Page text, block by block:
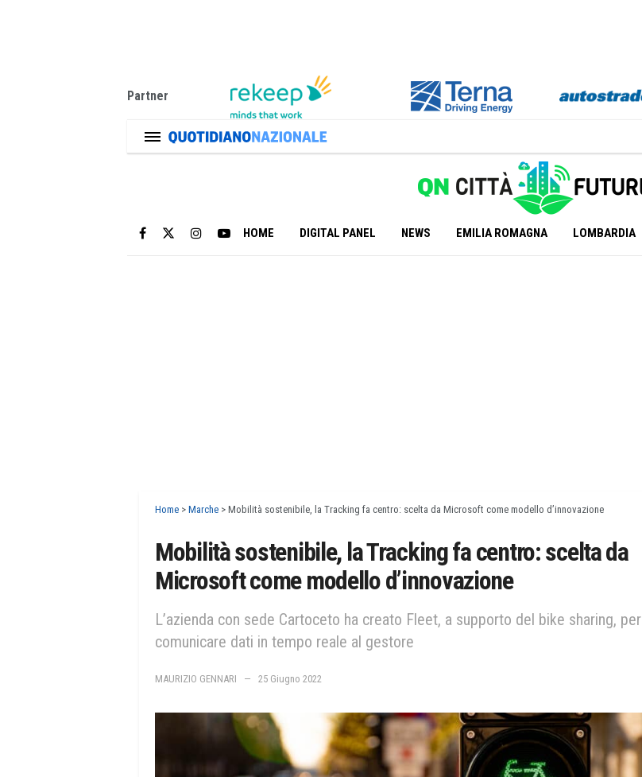
Partner
HOME DIGITAL PANEL NEWS EMILIA ROMAGNA LOMBARDIA
Home > Marche > Mobilità sostenibile, la Tracking fa centro: scelta da Microsoft come modello d’innovazione
Mobilità sostenibile, la Tracking fa centro: scelta da
Microsoft come modello d’innovazione
L’azienda con sede Cartoceto ha creato Fleet, a supporto del bike sharing, per
comunicare dati in tempo reale al gestore
MAURIZIO GENNARI 25 Giugno 2022